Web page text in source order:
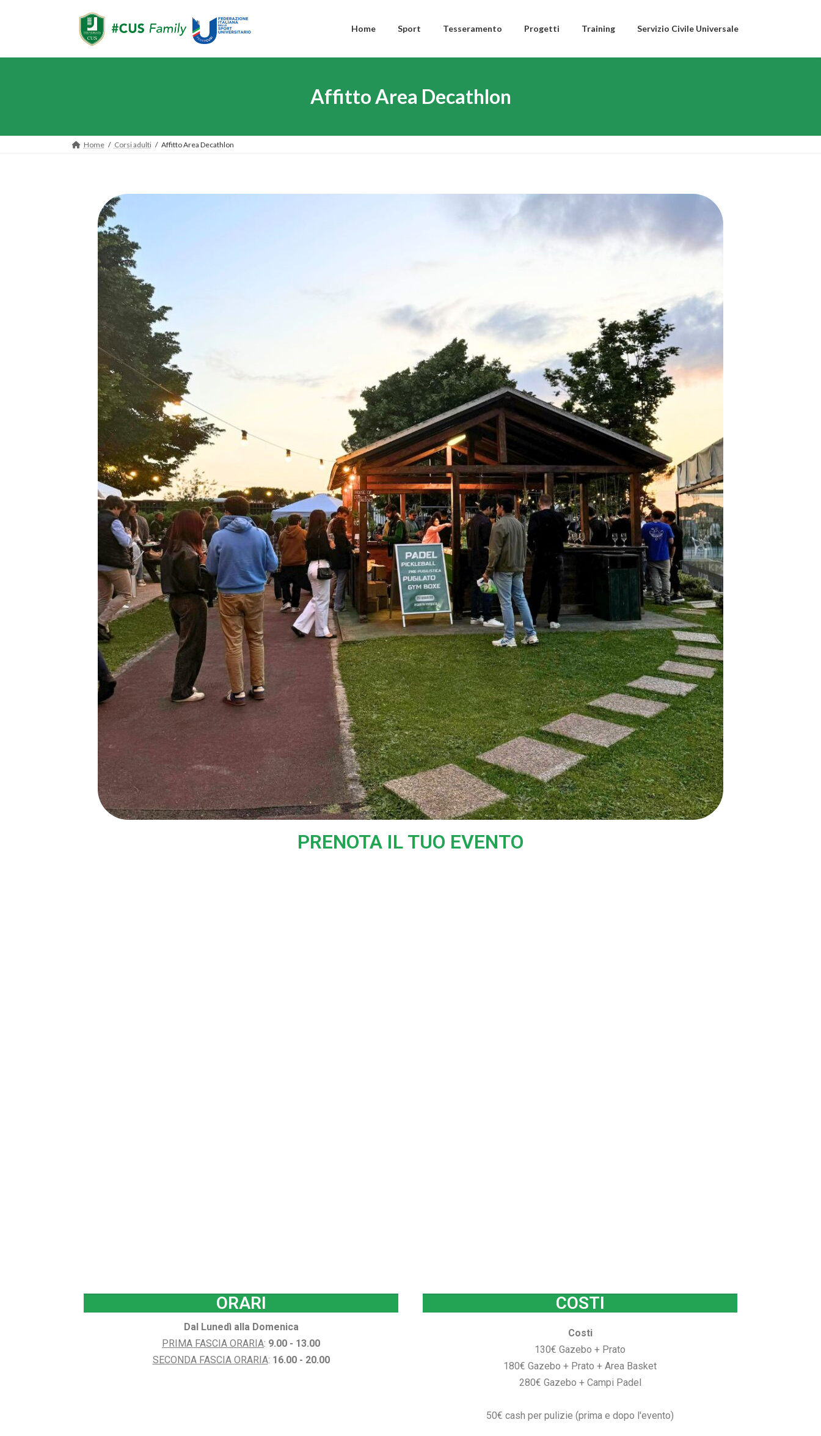
Home Sport Tesseramento Progetti Training Servizio Civile Universale
Affitto Area Decathlon
Home Corsi adulti Affitto Area Decathlon
PRENOTA IL TUO EVENTO
ORARI
Dal Lunedì alla Domenica
PRIMA FASCIA ORARIA: 9.00 - 13.00
SECONDA FASCIA ORARIA: 16.00 - 20.00
COSTI
Costi
130€ Gazebo + Prato
180€ Gazebo + Prato + Area Basket
280€ Gazebo + Campi Padel
50€ cash per pulizie (prima e dopo l'evento)